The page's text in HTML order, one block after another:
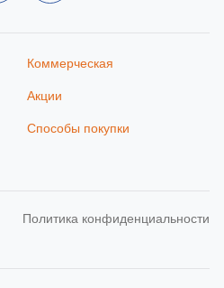
Коммерческая
Акции
Способы покупки
Политика конфиденциальности